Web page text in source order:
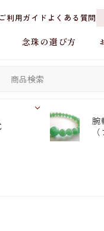
ご利用ガイド よくある質問
念珠の選び方
腕